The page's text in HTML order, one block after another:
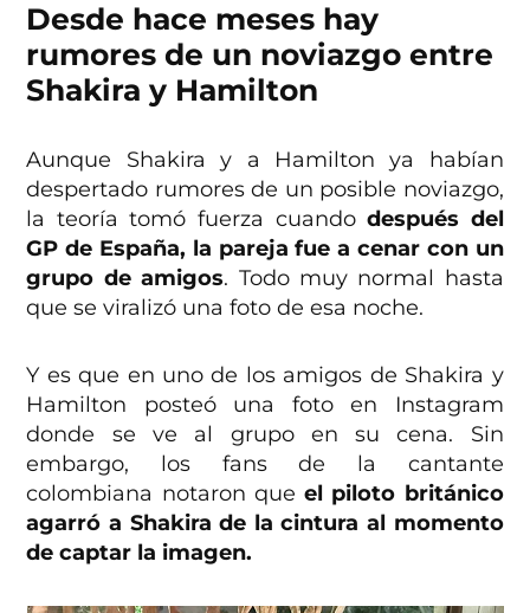
Desde hace meses hay
rumores de un noviazgo entre
Shakira y Hamilton
Aunque Shakira y a Hamilton ya habían
despertado rumores de un posible noviazgo,
la teoría tomó fuerza cuandodespués del
GP de España, la pareja fue a cenar con un
grupo de amigos. Todo muy normal hasta
que se viralizó una foto de esa noche.
Y es que en uno de los amigos de Shakira y
Hamilton posteó una foto en Instagram
donde se ve al grupo en su cena. Sin
embargo, los fans de la cantante
colombiana notaron queel piloto británico
agarró a Shakira de la cintura al momento
de captar la imagen.